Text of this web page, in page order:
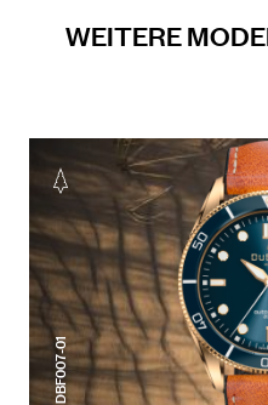
WEITERE
DBF007-01